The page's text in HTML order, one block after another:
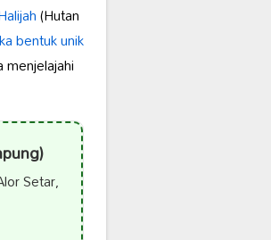
(Hutan
bentuk unik
Setar,